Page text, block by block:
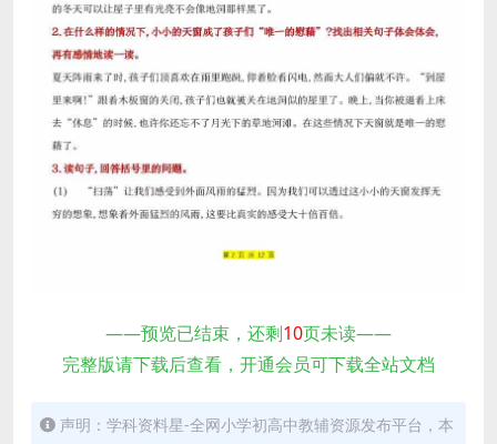
——预览已结束，还剩10页未读——
完整版请下载后查看，开通会员可下载全站文档
声明：学科资料星-全网小学初高中教辅资源发布平台，本